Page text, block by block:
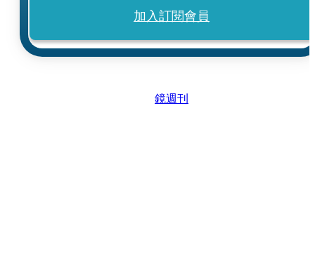
加入訂閱會員
鏡週刊